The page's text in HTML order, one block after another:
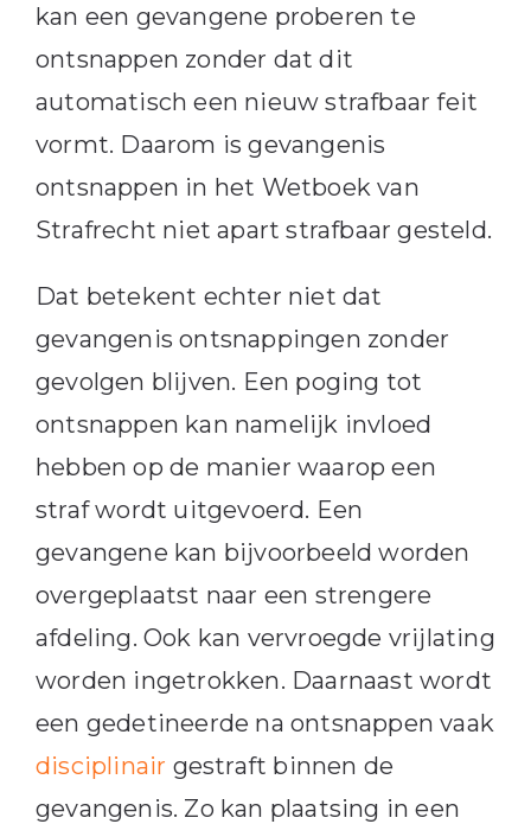
kan een gevangene proberen te
ontsnappen zonder dat dit
automatisch een nieuw strafbaar feit
vormt. Daarom is gevangenis
ontsnappen in het Wetboek van
Strafrecht niet apart strafbaar gesteld.
Dat betekent echter niet dat
gevangenis ontsnappingen zonder
gevolgen blijven. Een poging tot
ontsnappen kan namelijk invloed
hebben op de manier waarop een
straf wordt uitgevoerd. Een
gevangene kan bijvoorbeeld worden
overgeplaatst naar een strengere
afdeling. Ook kan vervroegde vrijlating
worden ingetrokken. Daarnaast wordt
een gedetineerde na ontsnappen vaak
disciplinair gestraft binnen de
gevangenis. Zo kan plaatsing in een